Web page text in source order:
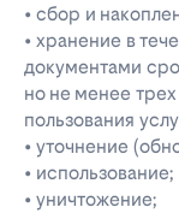
• сбор и
• хранение в
документами
но не менее
пользования
• уточнение
• использование;
• уничтожение;